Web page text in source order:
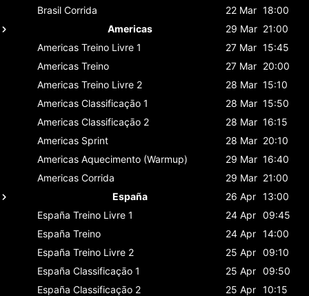
Brasil Corrida 22 Mar 18:00
Americas
29 Mar 21:00
Americas Treino Livre 1 27 Mar 15:45
Americas Treino 27 Mar 20:00
Americas Treino Livre 2 28 Mar 15:10
Americas Classificaçāo 1 28 Mar 15:50
Americas Classificaçāo 2 28 Mar 16:15
Americas Sprint 28 Mar 20:10
Americas Aquecimento (Warmup) 29 Mar 16:40
Americas Corrida 29 Mar 21:00
España
26 Apr 13:00
España Treino Livre 1 24 Apr 09:45
España Treino 24 Apr 14:00
España Treino Livre 2 25 Apr 09:10
España Classificaçāo 1 25 Apr 09:50
España Classificaçāo 2 25 Apr 10:15